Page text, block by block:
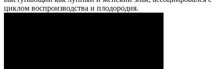
циклом воспроизводства и плодородия.